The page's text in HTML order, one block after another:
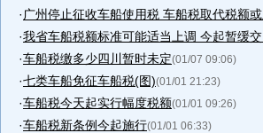
· 广州停止征收车船使用税 车船税取代税额
·我省车船税额标准可能适当上调 今起暂缓交
·车船税缴多少四川暂时未定(01/07 09:06)
·七类车船免征车船税(图)(01/01 21:23)
·车船税今天起实行幅度税额(01/01 09:26)
·车船税新条例今起施行(01/01 06:33)